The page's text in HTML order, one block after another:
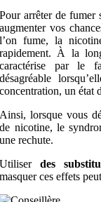
Pour arrêter de fumer
augmenter vos
l’on fume, la
rapidement. À la
caractérise par le
désagréable
concentration, un état
Ainsi, lorsque vous
de nicotine, le
une rechute.
Utiliserdes
masquer ces effets